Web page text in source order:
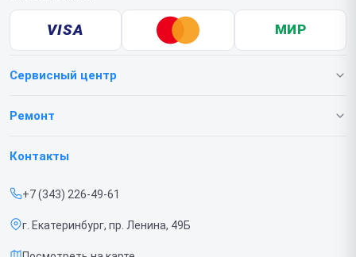
VISA МИР
Сервисный центр
О нашем сервисе
Срочный ремонт
Доставка и способы оплаты
Ремонт
Телефонов
Контакты
+7 (343) 226-49-61
г. Екатеринбург, пр. Ленина, 49Б